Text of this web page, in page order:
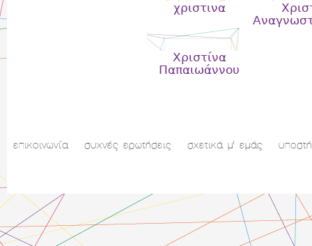
χριστινα
Χριστίνα
Παπαιωάννου
επικοινωνία συχνές ερωτήσεις σχετικά μ' εμάς